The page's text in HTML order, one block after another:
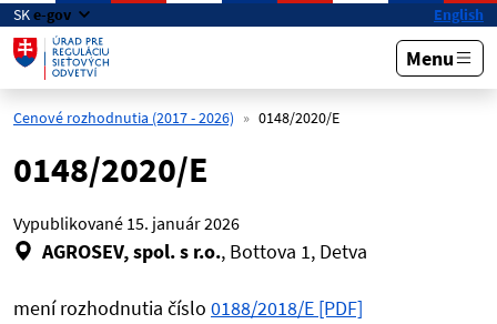
Preskočiť na hlavný obsah
SKe-gov English
Menu
Cenové rozhodnutia (2017 - 2026) 0148/2020/E
0148/2020/E
Vypublikované 15. január 2026
AGROSEV, spol. s r.o., Bottova 1, Detva
mení rozhodnutia číslo 0188/2018/E [PDF]